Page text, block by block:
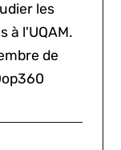
les
à l'UQAM.
de